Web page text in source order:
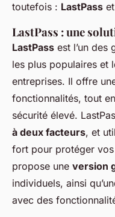
toutefois : LastPass et
LastPass : une
LastPass est l’un des
les plus populaires et
entreprises. Il offre
fonctionnalités, tout
sécurité élevé.
à deux facteurs, et
fort pour protéger
propose une version
individuels, ainsi
avec des